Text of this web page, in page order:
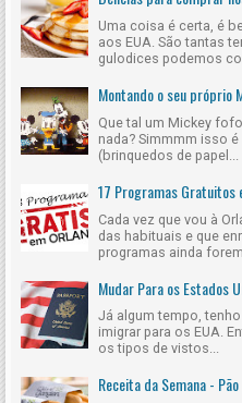
Uma coisa é certa, é
aos EUA. São tantas
gulodices podemos
Montando o seu próprio
Que tal um Mickey
nada? Simmmm isso
(brinquedos de papel...
17 Programas Gratuitos
Cada vez que vou à
das habituais e que
programas ainda
Mudar Para os Estados
Já algum tempo,
imigrar para os EUA.
os tipos de vistos...
Receita da Semana -